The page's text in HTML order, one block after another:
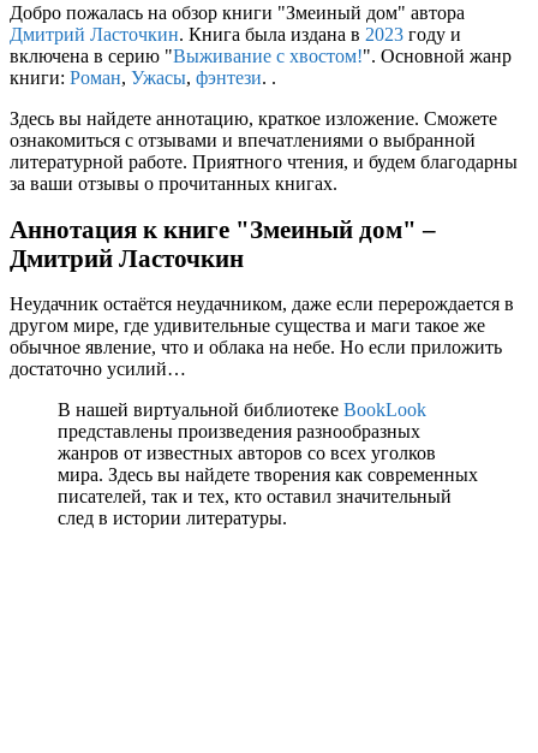
Добро пожалась на обзор книги "Змеиный дом" автора
Дмитрий Ласточкин. Книга была издана в 2023 году и
включена в серию "Выживание с хвостом!". Основной жанр
книги: Роман, Ужасы, фэнтези. .
Здесь вы найдете аннотацию, краткое изложение. Сможете
ознакомиться с отзывами и впечатлениями о выбранной
литературной работе. Приятного чтения, и будем благодарны
за ваши отзывы о прочитанных книгах.
Аннотация к книге "Змеиный дом" –
Дмитрий Ласточкин
Неудачник остаётся неудачником, даже если перерождается в
другом мире, где удивительные существа и маги такое же
обычное явление, что и облака на небе. Но если приложить
достаточно усилий…
В нашей виртуальной библиотеке BookLook
представлены произведения разнообразных
жанров от известных авторов со всех уголков
мира. Здесь вы найдете творения как современных
писателей, так и тех, кто оставил значительный
след в истории литературы.